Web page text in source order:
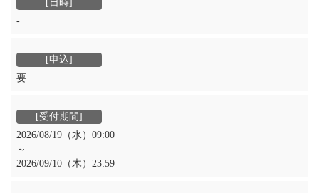
‐
要
2026/08/19（水）09:00
～
2026/09/10（木）23:59